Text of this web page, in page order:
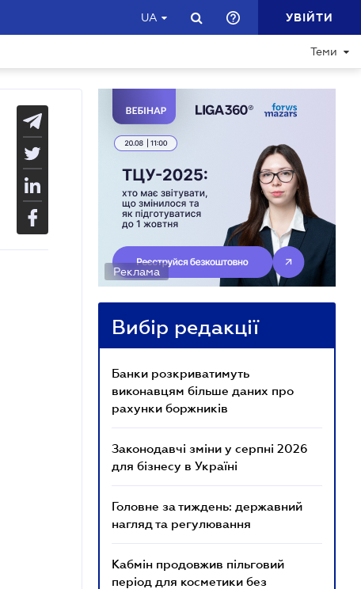
UA УВІЙТИ
Теми
Реклама
Вибір редакції
Банки розкриватимуть
виконавцям більше даних про
рахунки боржників
Законодавчі зміни у серпні 2026
для бізнесу в Україні
Головне за тиждень: державний
нагляд та регулювання
Кабмін продовжив пільговий
період для косметики без